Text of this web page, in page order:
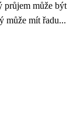
průjem může být
může mít řadu...